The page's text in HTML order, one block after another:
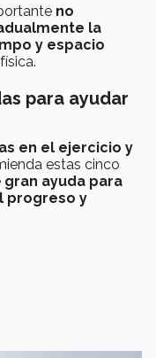
no
la
y espacio
para ayudar
en el ejercicio y
estas cinco
gran ayuda para
progreso y